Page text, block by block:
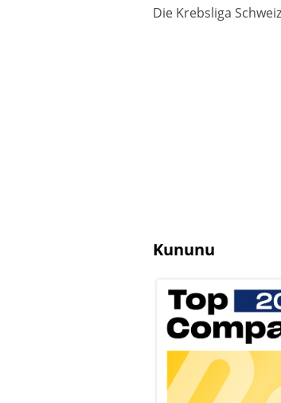
Die Krebsliga
Kununu